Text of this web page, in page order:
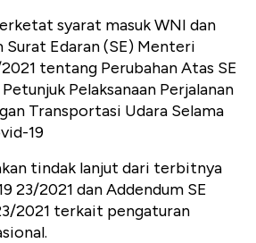
syarat masuk WNI dan
Surat Edaran (SE) Menteri
tentang Perubahan Atas SE
Pelaksanaan Perjalanan
Transportasi Udara Selama
19
tindak lanjut dari terbitnya
23/2021 dan Addendum SE
2021 terkait pengaturan